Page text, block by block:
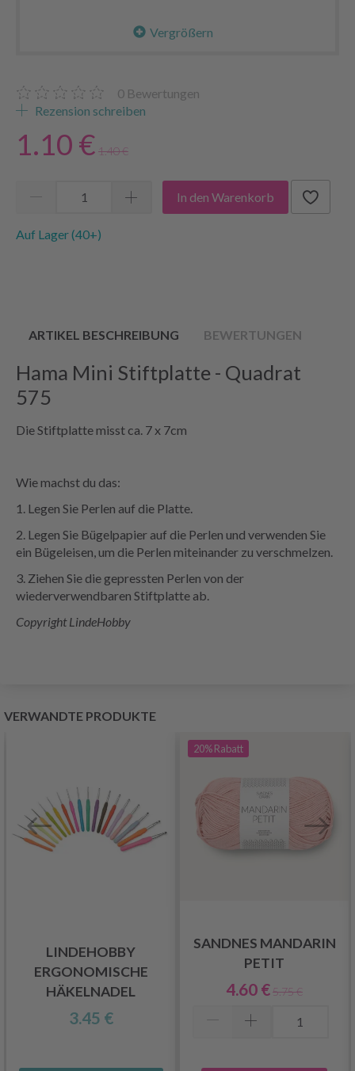
Vergrößern
0 Bewertungen
Rezension schreiben
1.10 € 1.40 €
In den Warenkorb
Auf Lager (40+)
ARTIKEL BESCHREIBUNG BEWERTUNGEN
Hama Mini Stiftplatte - Quadrat
575
Die Stiftplatte misst ca. 7 x 7cm
Wie machst du das:
1. Legen Sie Perlen auf die Platte.
2. Legen Sie Bügelpapier auf die Perlen und verwenden Sie
ein Bügeleisen, um die Perlen miteinander zu verschmelzen.
3. Ziehen Sie die gepressten Perlen von der
wiederverwendbaren Stiftplatte ab.
Copyright LindeHobby
VERWANDTE PRODUKTE
LINDEHOBBY
ERGONOMISCHE
HÄKELNADEL
3.45 €
20%Rabatt
SANDNES MANDARIN
PETIT
4.60 €5.75 €